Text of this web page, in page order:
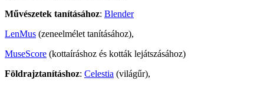
Művészetek tanításához: Blender
LenMus (zeneelmélet tanításához),
MuseScore (kottaíráshoz és kották lejátszásához)
Földrajztanításhoz: Celestia (világűr),